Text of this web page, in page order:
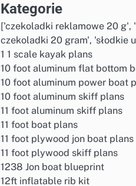
Kategorie
['czekoladki reklamowe 20 g',
czekoladki 20 gram', 'słodkie
1 1 scale kayak plans
10 foot aluminum flat bottom
10 foot aluminum power boat
10 foot aluminum skiff plans
11 foot aluminum skiff plans
11 foot boat plans
11 foot plywood jon boat plans
11 foot plywood skiff plans
1238 Jon boat blueprint
12ft inflatable rib kit